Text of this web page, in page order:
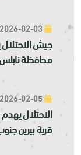
جيش
محافظة
الاحتلال
قرية بيرين